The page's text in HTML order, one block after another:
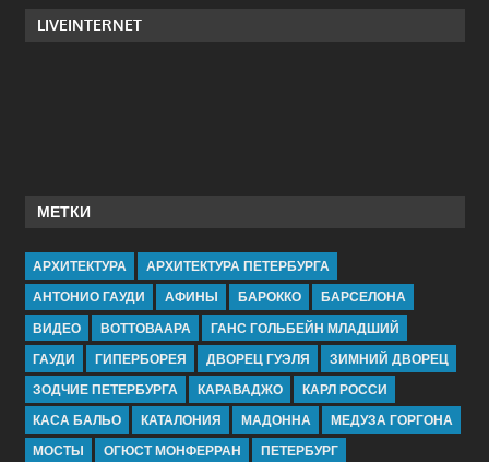
LIVEINTERNET
МЕТКИ
АРХИТЕКТУРА
АРХИТЕКТУРА ПЕТЕРБУРГА
АНТОНИО ГАУДИ
АФИНЫ БАРОККО
БАРСЕЛОНА
ВИДЕО
ВОТТОВААРА
ГАНС ГОЛЬБЕЙН МЛАДШИЙ
ГАУДИ
ГИПЕРБОРЕЯ ДВОРЕЦ ГУЭЛЯ
ЗИМНИЙ ДВОРЕЦ
ЗОДЧИЕ ПЕТЕРБУРГА
КАРАВАДЖО
КАРЛ РОССИ
КАСА БАЛЬО
КАТАЛОНИЯ МАДОННА
МЕДУЗА ГОРГОНА
МОСТЫ
ОГЮСТ МОНФЕРРАН ПЕТЕРБУРГ